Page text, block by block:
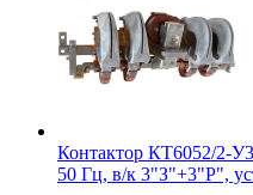
Контактор КТ6052/2-
50 Гц, в/к 3"З"+3"Р",